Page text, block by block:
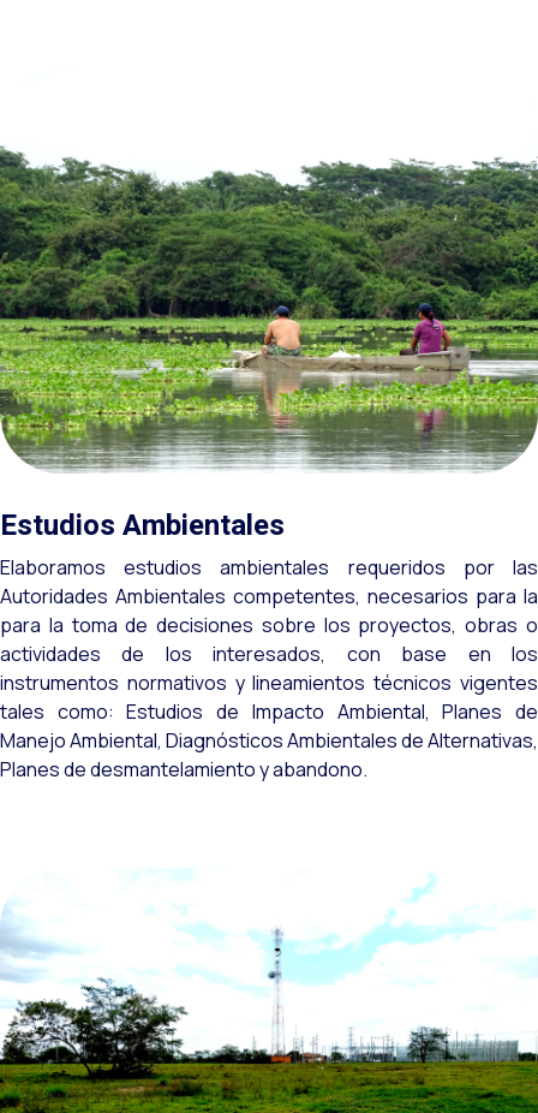
Estudios Ambientales
Elaboramos estudios ambientales requeridos por las
Autoridades Ambientales competentes, necesarios para la
para la toma de decisiones sobre los proyectos, obras o
actividades de los interesados, con base en los
instrumentos normativos y lineamientos técnicos vigentes
tales como: Estudios de Impacto Ambiental, Planes de
Manejo Ambiental, Diagnósticos Ambientales de Alternativas,
Planes de desmantelamiento y abandono.